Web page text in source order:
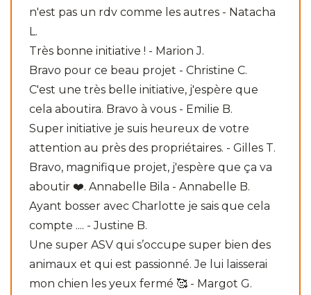
n'est pas un rdv comme les autres - Natacha
L.
Très bonne initiative ! - Marion J.
Bravo pour ce beau projet - Christine C.
C'est une très belle initiative, j'espère que
cela aboutira. Bravo à vous - Emilie B.
Super initiative je suis heureux de votre
attention au près des propriétaires. - Gilles T.
Bravo, magnifique projet, j'espère que ça va
aboutir ❤️. Annabelle Bila - Annabelle B.
Ayant bosser avec Charlotte je sais que cela
compte .... - Justine B.
Une super ASV qui s’occupe super bien des
animaux et qui est passionné. Je lui laisserai
mon chien les yeux fermé 🥰 - Margot G.